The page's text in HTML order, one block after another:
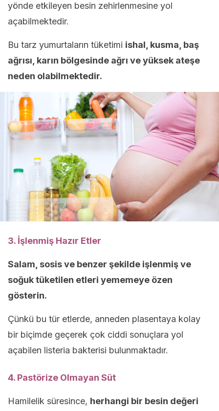
yönde etkileyen besin zehirlenmesine yol
açabilmektedir.
Bu tarz yumurtaların tüketimi ishal, kusma, baş
ağrısı, karın bölgesinde ağrı ve yüksek ateşe
neden olabilmektedir.
3. İşlenmiş Hazır Etler
Salam, sosis ve benzer şekilde işlenmiş ve
soğuk tüketilen etleri yememeye özen
gösterin.
Çünkü bu tür etlerde, anneden plasentaya kolay
bir biçimde geçerek çok ciddi sonuçlara yol
açabilen listeria bakterisi bulunmaktadır.
4. Pastörize Olmayan Süt
Hamilelik süresince, herhangi bir besin değeri